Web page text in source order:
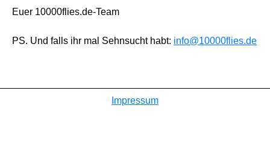
Euer 10000flies.de-Team
PS. Und falls ihr mal Sehnsucht habt: info@10000flies.de
Impressum